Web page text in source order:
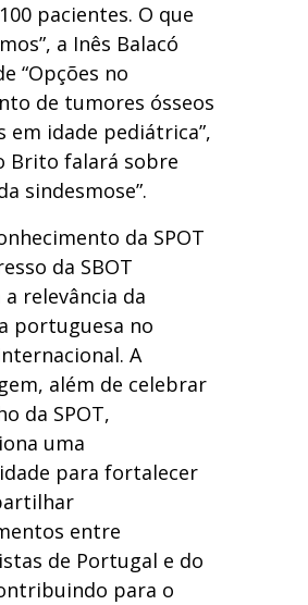
pacientes. O que
a Inês Balacó
“Opções no
de tumores ósseos
em idade pediátrica”,
Brito falará sobre
sindesmose”.
da SPOT
da SBOT
relevância da
portuguesa no
A
além de celebrar
da SPOT,
uma
para fortalecer
entre
de Portugal e do
para o